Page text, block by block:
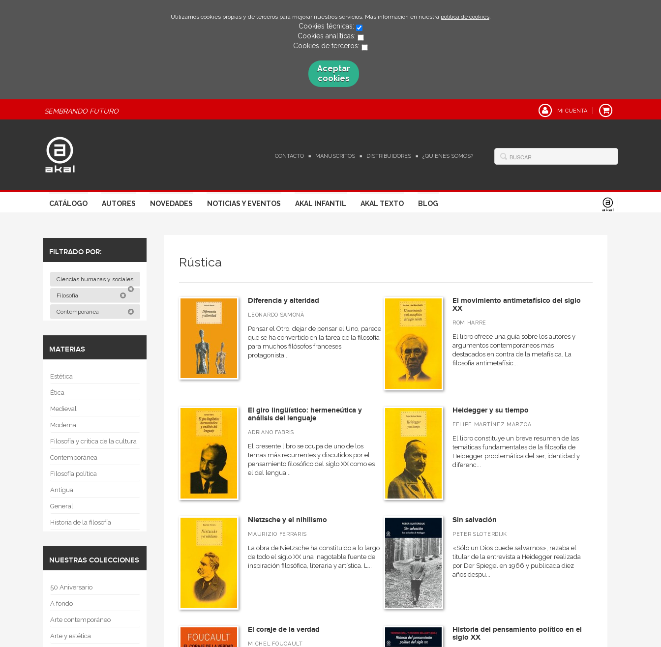
Utilizamos cookies propias y de terceros para mejorar nuestros servicios. Más información en nuestra política de cookies.
Cookies técnicas:
Cookies analíticas:
Cookies de terceros:
Aceptar
cookies
SEMBRANDO FUTURO MI CUENTA
CONTACTO MANUSCRITOS DISTRIBUIDORES ¿QUIÉNES SOMOS?
CATÁLOGO AUTORES NOVEDADES NOTICIAS Y EVENTOS AKAL INFANTIL AKAL TEXTO BLOG
FILTRADO POR:
Ciencias humanas y sociales
Filosofía
Contemporánea
MATERIAS
Estética
Ética
Medieval
Moderna
Filosofía y crítica de la cultura
Contemporánea
Filosofía política
Antigua
General
Historia de la filosofía
NUESTRAS COLECCIONES
50 Aniversario
A fondo
Arte contemporáneo
Arte y estética
Rústica
Diferencia y alteridad
LEONARDO SAMONÀ
Pensar el Otro, dejar de pensar el Uno, parece
que se ha convertido en la tarea de la filosofía
para muchos filósofos franceses
protagonista...
El movimiento antimetafísico del siglo
XX
ROM HARRE
El libro ofrece una guía sobre los autores y
argumentos contemporáneos más
destacados en contra de la metafísica. La
filosofía antimetafísic...
El giro lingüístico: hermeneútica y
análisis del lenguaje
ADRIANO FABRIS
El presente libro se ocupa de uno de los
temas más recurrentes y discutidos por el
pensamiento filosófico del siglo XX como es
el del lengua...
Heidegger y su tiempo
FELIPE MARTÍNEZ MARZOA
El libro constituye un breve resumen de las
temáticas fundamentales de la filosofía de
Heidegger problemática del ser, identidad y
diferenc...
Nietzsche y el nihilismo
MAURIZIO FERRARIS
La obra de Nietzsche ha constituido a lo largo
de todo el siglo XX una inagotable fuente de
inspiración filosófica, literaria y artística. L...
Sin salvación
PETER SLOTERDIJK
«Sólo un Dios puede salvarnos», rezaba el
titular de la entrevista a Heidegger realizada
por Der Spiegel en 1966 y publicada diez
años despu...
El coraje de la verdad
MICHEL FOUCAULT
Historia del pensamiento político en el
siglo XX